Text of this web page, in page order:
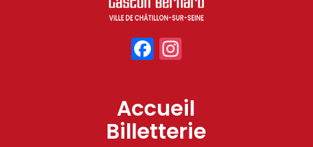
Facebook
Accueil
Billetterie